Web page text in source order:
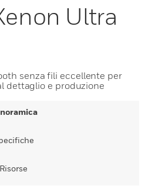
Ultra
senza fili eccellente per
dettaglio e produzione
Risorse